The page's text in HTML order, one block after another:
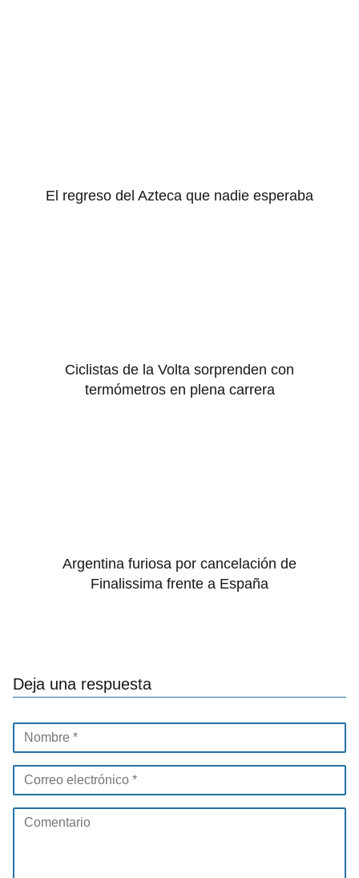
El regreso del Azteca que nadie esperaba
Ciclistas de la Volta sorprenden con
termómetros en plena carrera
Argentina furiosa por cancelación de
Finalissima frente a España
Deja una respuesta